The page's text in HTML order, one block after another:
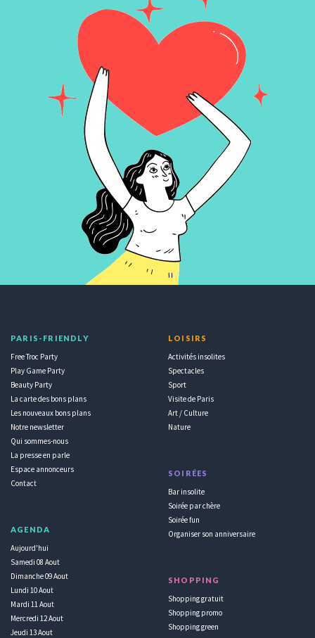
PARIS-FRIENDLY
Free Troc Party
Play Game Party
Beauty Party
La carte des bons plans
Les nouveaux bons plans
Notre newsletter
Qui sommes-nous
La presse en parle
Espace annonceurs
Contact
AGENDA
Aujourd'hui
Samedi 08 Aout
Dimanche 09 Aout
Lundi 10 Aout
Mardi 11 Aout
Mercredi 12 Aout
Jeudi 13 Aout
LOISIRS
Activités insolites
Spectacles
Sport
Visite de Paris
Art / Culture
Nature
SOIRÉES
Bar insolite
Soirée par chère
Soirée fun
Organiser son anniversaire
SHOPPING
Shopping gratuit
Shopping promo
Shopping green